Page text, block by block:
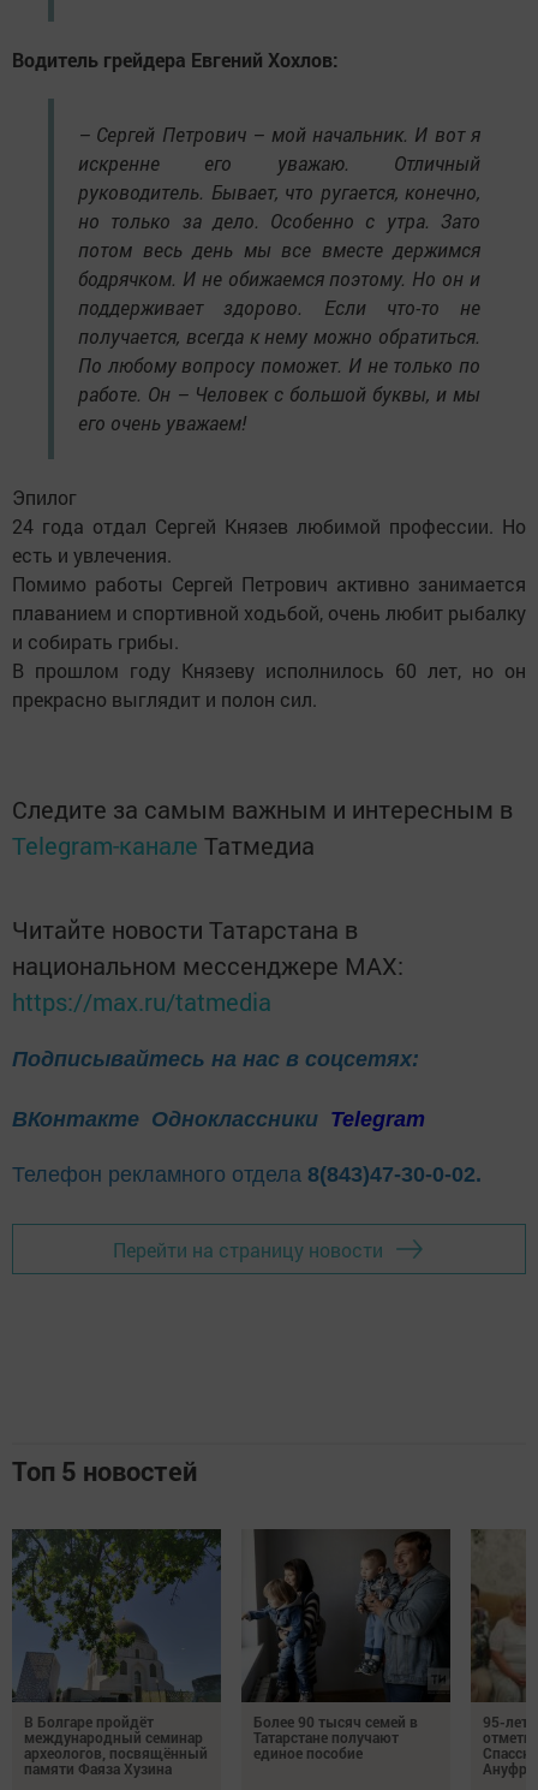
Водитель грейдера Евгений Хохлов:
– Сергей Петрович – мой начальник. И вот я
искренне его уважаю. Отличный
руководитель. Бывает, что ругается, конечно,
но только за дело. Особенно с утра. Зато
потом весь день мы все вместе держимся
бодрячком. И не обижаемся поэтому. Но он и
поддерживает здорово. Если что-то не
получается, всегда к нему можно обратиться.
По любому вопросу поможет. И не только по
работе. Он – Человек с большой буквы, и мы
его очень уважаем!
Эпилог
24 года отдал Сергей Князев любимой профессии. Но
есть и увлечения.
Помимо работы Сергей Петрович активно занимается
плаванием и спортивной ходьбой, очень любит рыбалку
и собирать грибы.
В прошлом году Князеву исполнилось 60 лет, но он
прекрасно выглядит и полон сил.
Следите за самым важным и интересным в
Telegram-канале Татмедиа
Читайте новости Татарстана в
национальном мессенджере MАХ:
https://max.ru/tatmedia
Подписывайтесь на нас в соцсетях:
ВКонтакте Одноклассники Telegram
Телефон рекламного отдела 8(843)47-30-0-02.
Перейти на страницу новости
Топ 5 новостей
В Болгаре пройдёт
международный семинар
археологов, посвящённый
памяти Фаяза Хузина
Более 90 тысяч семей в
Татарстане получают
единое пособие
95-